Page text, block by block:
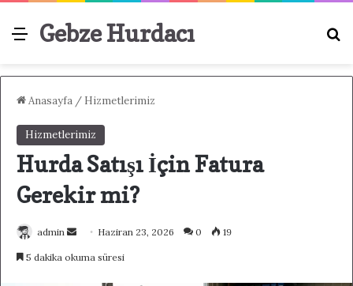
Menü
Gebze Hurdacı
Anasayfa / Hizmetlerimiz
Hizmetlerimiz
Hurda Satışı İçin Fatura
Gerekir mi?
admin Haziran 23, 2026 0 19
5 dakika okuma süresi